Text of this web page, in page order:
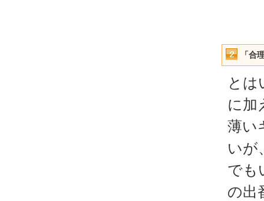
「合
とは
に加
薄い
いが
でも
の出